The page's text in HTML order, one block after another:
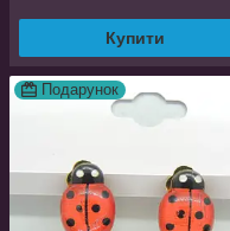
Купити
Подарунок